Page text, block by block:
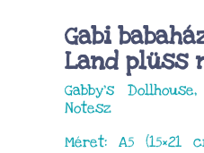
Gabi
Land plüss
Gabby’s
Notesz
Méret: A5 (15×21